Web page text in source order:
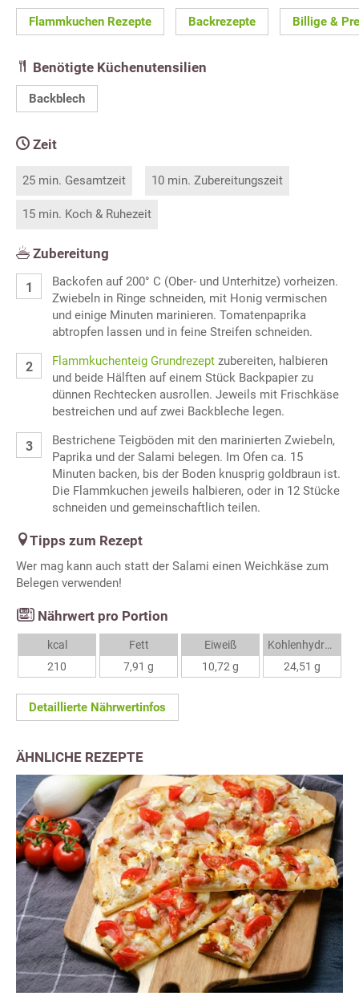
Flammkuchen Rezepte Backrezepte Billige &
Benötigte Küchenutensilien
Backblech
Zeit
25 min. Gesamtzeit 10 min. Zubereitungszeit
15 min. Koch & Ruhezeit
Zubereitung
Backofen auf 200° C (Ober- und Unterhitze) vorheizen.
Zwiebeln in Ringe schneiden, mit Honig vermischen
und einige Minuten marinieren. Tomatenpaprika
abtropfen lassen und in feine Streifen schneiden.
Flammkuchenteig Grundrezept zubereiten, halbieren
und beide Hälften auf einem Stück Backpapier zu
dünnen Rechtecken ausrollen. Jeweils mit Frischkäse
bestreichen und auf zwei Backbleche legen.
Bestrichene Teigböden mit den marinierten Zwiebeln,
Paprika und der Salami belegen. Im Ofen ca. 15
Minuten backen, bis der Boden knusprig goldbraun ist.
Die Flammkuchen jeweils halbieren, oder in 12 Stücke
schneiden und gemeinschaftlich teilen.
Tipps zum Rezept
Wer mag kann auch statt der Salami einen Weichkäse zum
Belegen verwenden!
Nährwert pro Portion
kcal
210
Fett
7,91 g
Eiweiß
10,72 g
Kohlenhydrate
24,51 g
Detaillierte Nährwertinfos
ÄHNLICHE REZEPTE